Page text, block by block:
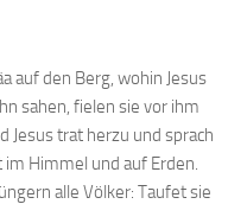
auf den Berg, wohin Jesus
sahen, fielen sie vor ihm
Jesus trat herzu und sprach
Himmel und auf Erden.
alle Völker: Taufet sie